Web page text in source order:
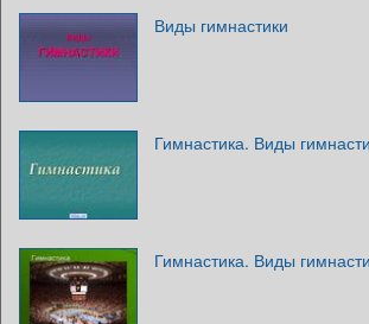
Виды гимнастики
Гимнастика. Виды
Гимнастика. Виды